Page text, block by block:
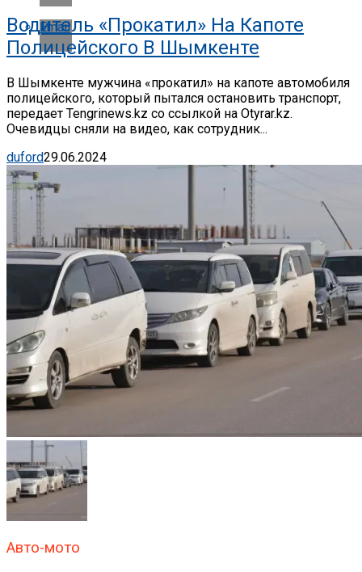
Email
Водитель «прокатил» На Капоте
Полицейского В Шымкенте
В Шымкенте мужчина «прокатил» на капоте автомобиля
полицейского, который пытался остановить транспорт,
передает Tengrinews.kz со ссылкой на Otyrar.kz.
Очевидцы сняли на видео, как сотрудник...
duford29.06.2024
Авто-мото